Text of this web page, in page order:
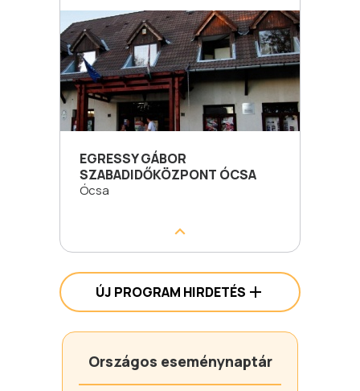
EGRESSY GÁBOR
SZABADIDŐKÖZPONT ÓCSA
Ócsa
ÚJ PROGRAM HIRDETÉS
Országos eseménynaptár